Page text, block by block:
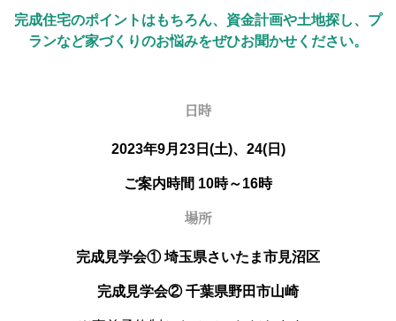
完成住宅のポイントはもちろん、資金計画や土地探し、プ
ランなど家づくりのお悩みをぜひお聞かせください。
日時
2023年9月23日(土)、24(日)
ご案内時間 10時～16時
場所
完成見学会① 埼玉県さいたま市見沼区
完成見学会② 千葉県野田市山崎